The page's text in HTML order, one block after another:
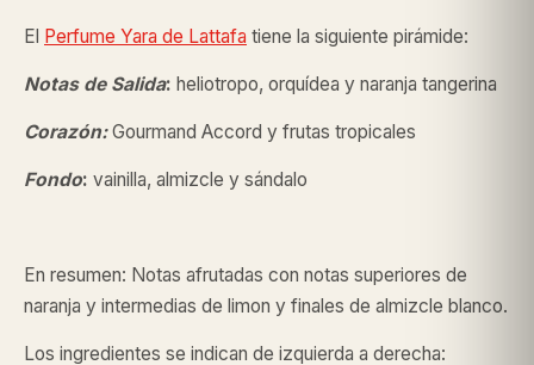
El Perfume Yara de Lattafa tiene la siguiente pirámide:
Notas de Salida: heliotropo, orquídea y naranja tangerina
Corazón:Gourmand Accord y frutas tropicales
Fondo: vainilla, almizcle y sándalo
En resumen: Notas afrutadas con notas superiores de
naranja y intermedias de limon y finales de almizcle blanco.
Los ingredientes se indican de izquierda a derecha: